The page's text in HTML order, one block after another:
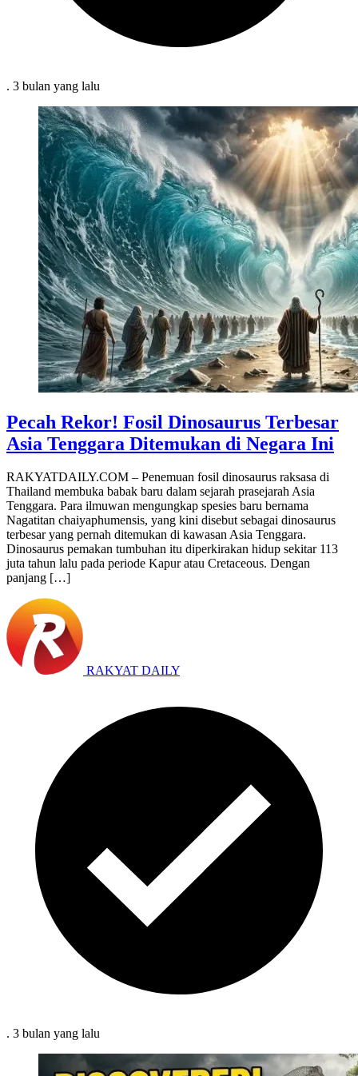
. 3 bulan yang lalu
Pecah Rekor! Fosil Dinosaurus Terbesar
Asia Tenggara Ditemukan di Negara Ini
RAKYATDAILY.COM – Penemuan fosil dinosaurus raksasa di
Thailand membuka babak baru dalam sejarah prasejarah Asia
Tenggara. Para ilmuwan mengungkap spesies baru bernama
Nagatitan chaiyaphumensis, yang kini disebut sebagai dinosaurus
terbesar yang pernah ditemukan di kawasan Asia Tenggara.
Dinosaurus pemakan tumbuhan itu diperkirakan hidup sekitar 113
juta tahun lalu pada periode Kapur atau Cretaceous. Dengan
panjang […]
RAKYAT DAILY
. 3 bulan yang lalu